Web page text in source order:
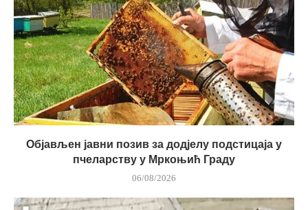
Објављен јавни позив за додјелу подстицаја у
пчеларству у Мркоњић Граду
06/08/2026